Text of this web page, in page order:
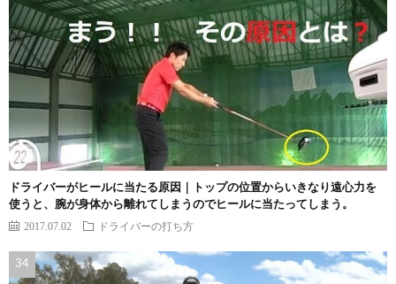
ドライバーがヒールに当たる原因｜トップの位置からいきなり遠心力を
使うと、腕が身体から離れてしまうのでヒールに当たってしまう。
2017.07.02 ドライバーの打ち方